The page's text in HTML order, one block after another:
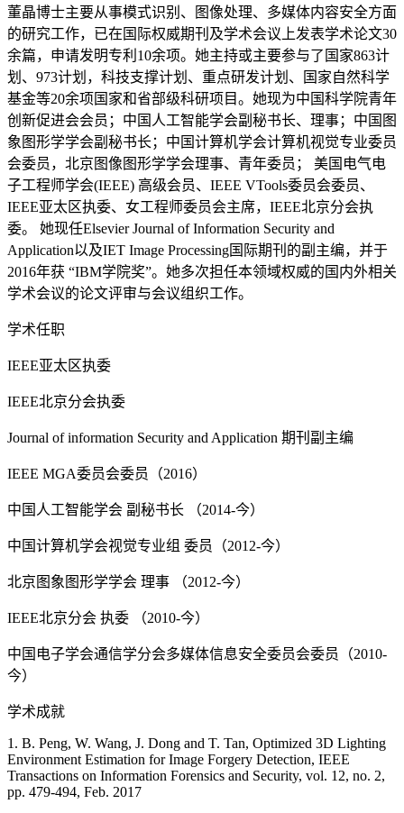
董晶博士主要从事模式识别、图像处理、多媒体内容安全方面
的研究工作，已在国际权威期刊及学术会议上发表学术论文30
余篇，申请发明专利10余项。她主持或主要参与了国家863计
划、973计划，科技支撑计划、重点研发计划、国家自然科学
基金等20余项国家和省部级科研项目。她现为中国科学院青年
创新促进会会员；中国人工智能学会副秘书长、理事；中国图
象图形学学会副秘书长；中国计算机学会计算机视觉专业委员
会委员，北京图像图形学学会理事、青年委员； 美国电气电
子工程师学会(IEEE) 高级会员、IEEE VTools委员会委员、
IEEE亚太区执委、女工程师委员会主席，IEEE北京分会执
委。 她现任Elsevier Journal of Information Security and
Application以及IET Image Processing国际期刊的副主编，并于
2016年获 “IBM学院奖”。她多次担任本领域权威的国内外相关
学术会议的论文评审与会议组织工作。
学术任职
IEEE亚太区执委
IEEE北京分会执委
Journal of information Security and Application 期刊副主编
IEEE MGA委员会委员（2016）
中国人工智能学会 副秘书长 （2014-今）
中国计算机学会视觉专业组 委员（2012-今）
北京图象图形学学会 理事 （2012-今）
IEEE北京分会 执委 （2010-今）
中国电子学会通信学分会多媒体信息安全委员会委员（2010-
今）
学术成就
1. B. Peng, W. Wang, J. Dong and T. Tan, Optimized 3D Lighting
Environment Estimation for Image Forgery Detection, IEEE
Transactions on Information Forensics and Security, vol. 12, no. 2,
pp. 479-494, Feb. 2017